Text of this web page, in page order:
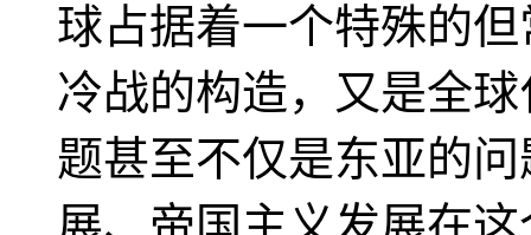
球占据着一个特殊的
冷战的构造，又是全
题甚至不仅是东亚的
展、帝国主义发展在